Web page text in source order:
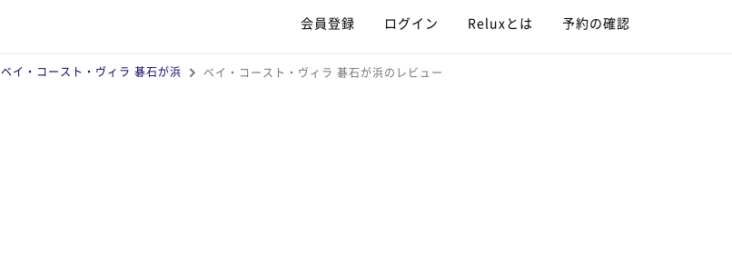
会員登録 ログイン Reluxとは 予約の確認
ベイ・コースト・ヴィラ 碁石が浜 ベイ・コースト・ヴィラ 碁石が浜のレビュー